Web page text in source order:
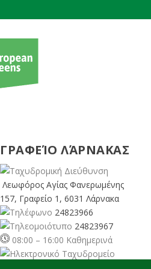
ΓΡΑΦΕΊΟ ΛΆΡΝΑΚΑΣ
Λεωφόρος Αγίας Φανερωμένης
157, Γραφείο 1, 6031 Λάρνακα
24823966
24823967
08:00 – 16:00 Καθημερινά